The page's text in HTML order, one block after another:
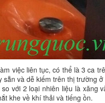
việc liên tục, có thể là 3 ca
và dễ kiếm trên thị trường
với 2 loại nhiên liệu là xăng
khe về khí thải và tiếng ồn.